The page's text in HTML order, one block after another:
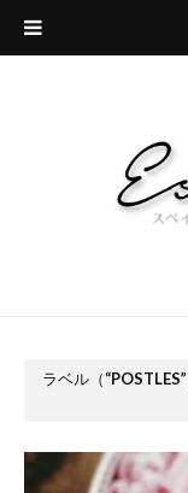
ラベル（ POSTLES